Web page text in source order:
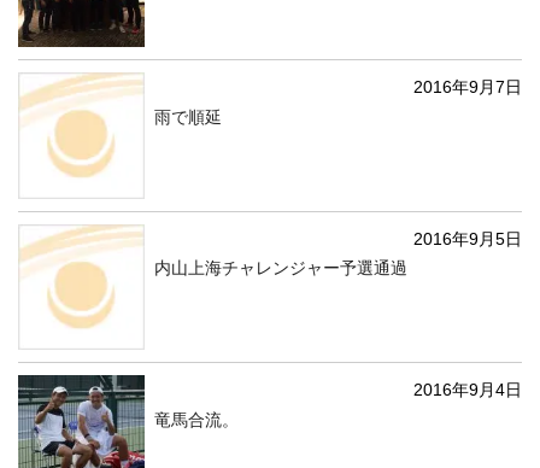
2016年9月7日
雨で順延
2016年9月5日
内山上海チャレンジャー予選通過
2016年9月4日
竜馬合流。